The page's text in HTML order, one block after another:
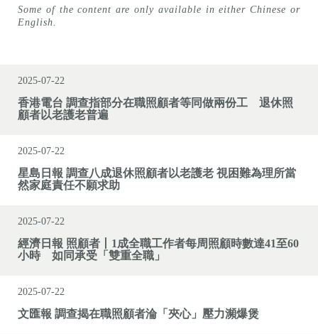
Some of the content are only available in either Chinese or
English.
2025-07-22
香港電台 調查指部分在職照顧者等同做兩份工 退休照
顧者以老護老普遍
2025-07-22
星島日報 調查八成退休照顧者以老護老 視困難為理所當
然家庭責任不願求助
2025-07-22
經濟日報 照顧者丨1成全職工作者每周照顧時數達41至60
小時 如同承受「雙重全職」
2025-07-22
文匯報 調查揭在職照顧者淪「夾心」壓力瀕爆煲